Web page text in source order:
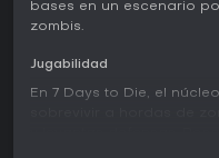
bases en un escenario
zombis.
Jugabilidad
En 7 Days to Die, el